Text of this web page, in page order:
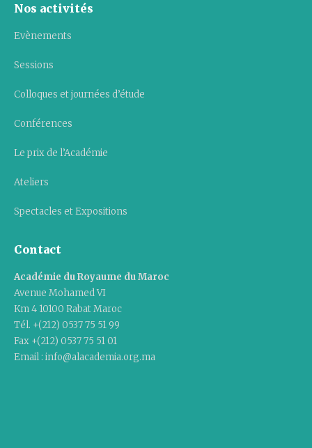
Nos activités
Evènements
Sessions
Colloques et journées d’étude
Conférences
Le prix de l’Académie
Ateliers
Spectacles et Expositions
Contact
Académie du Royaume du Maroc
Avenue Mohamed VI
Km 4 10100 Rabat Maroc
Tél. +(212) 0537 75 51 99
Fax +(212) 0537 75 51 01
Email : info@alacademia.org.ma